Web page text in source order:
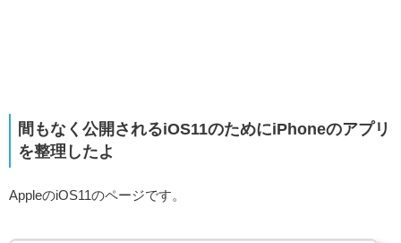
間もなく公開されるiOS11のためにiPhoneのアプリ
を整理したよ
AppleのiOS11のページです。